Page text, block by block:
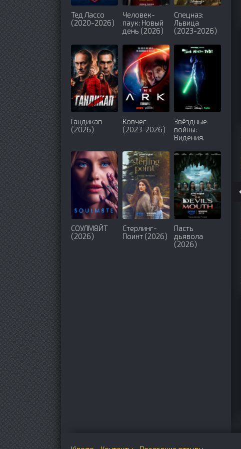
Тед Лассо
(2020-2026)
Человек-
паук: Новый
день (2026)
Спецназ:
Львица
(2023-2026)
Гандикап
(2026)
Ковчег
(2023-2026)
Звёздные
войны:
Видения.
джедай
(2026)
СОУЛМ8ЙТ
(2026)
Стерлинг-
Поинт (2026)
Пасть
дьявола
(2026)